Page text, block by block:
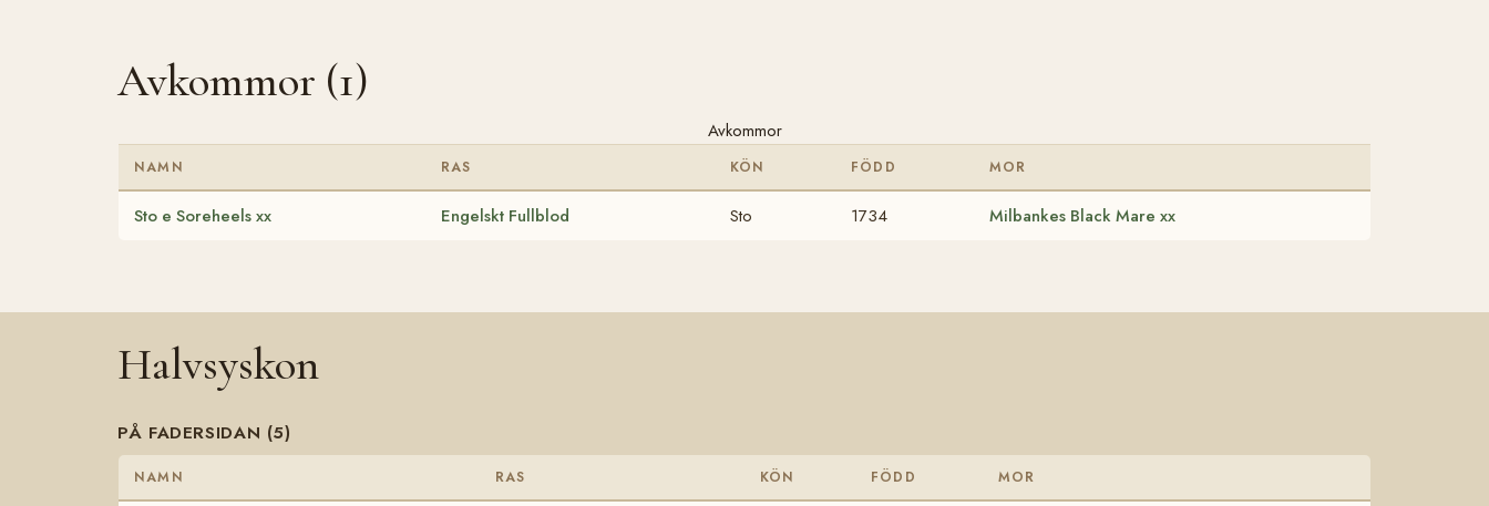
Avkommor (1)
Avkommor
NAMN RAS KÖN FÖDD MOR
Sto e Soreheels xx Engelskt Fullblod Sto 1734 Milbankes Black Mare xx
Halvsyskon
PÅ FADERSIDAN (5)
NAMN RAS KÖN FÖDD MOR